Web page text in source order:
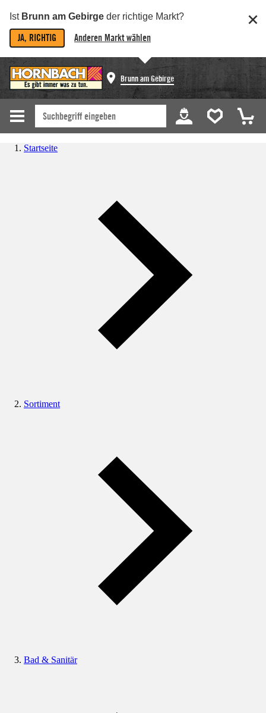
Ist Brunn am Gebirge der richtige Markt?
JA, RICHTIG Anderen Markt wählen
Brunn am Gebirge
Startseite
Sortiment
Bad & Sanitär